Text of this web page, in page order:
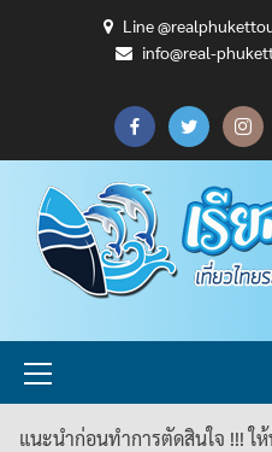
Line
info@real-
CART
MY
Primary
แนะนำก่อนทำการตัดสินใจ !!! ใ